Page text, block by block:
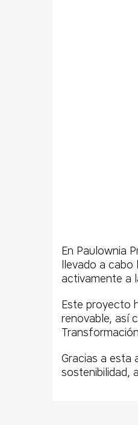
En Paulownia
llevado a
activamente a
Este proyecto
renovable, así
Gracias a esta
sostenibilidad,